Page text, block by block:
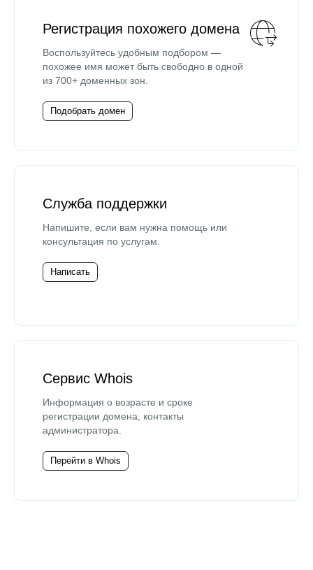
Регистрация похожего домена
Воспользуйтесь удобным подбором —
похожее имя может быть свободно в одной
из 700+ доменных зон.
Подобрать домен
Служба поддержки
Напишите, если вам нужна помощь или
консультация по услугам.
Написать
Сервис Whois
Информация о возрасте и сроке
регистрации домена, контакты
администратора.
Перейти в Whois